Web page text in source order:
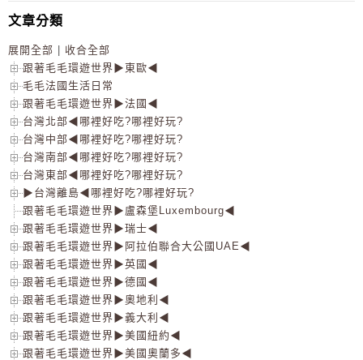
文章分類
展開全部
收合全部
跟著毛毛環遊世界▶東歐◀
毛毛法國生活日常
跟著毛毛環遊世界▶法國◀
台灣北部◀哪裡好吃?哪裡好玩?
台灣中部◀哪裡好吃?哪裡好玩?
台灣南部◀哪裡好吃?哪裡好玩?
台灣東部◀哪裡好吃?哪裡好玩?
▶台灣離島◀哪裡好吃?哪裡好玩?
跟著毛毛環遊世界▶盧森堡Luxembourg◀
跟著毛毛環遊世界▶瑞士◀
跟著毛毛環遊世界▶阿拉伯聯合大公國UAE◀
跟著毛毛環遊世界▶英國◀
跟著毛毛環遊世界▶德國◀
跟著毛毛環遊世界▶奧地利◀
跟著毛毛環遊世界▶義大利◀
跟著毛毛環遊世界▶美國紐約◀
跟著毛毛環遊世界▶美國奧蘭多◀